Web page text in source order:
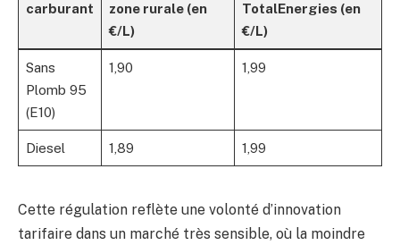
carburant
zone rurale (en
€/L)
TotalEnergies (en
€/L)
Sans
Plomb 95
(E10)
1,90 1,99
Diesel 1,89 1,99
Cette régulation reflète une volonté d’innovation
tarifaire dans un marché très sensible, où la moindre